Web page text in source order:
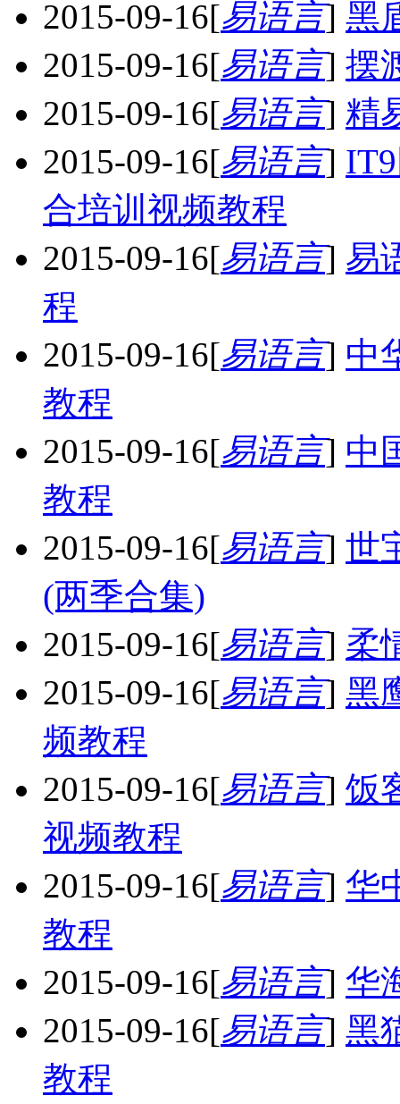
2015-09-16[易语言] 黑
2015-09-16[易语言] 摆
2015-09-16[易语言] 精
2015-09-16[易语言]
合培训视频教程
2015-09-16[易语言] 易
程
2015-09-16[易语言] 中
教程
2015-09-16[易语言] 中
教程
2015-09-16[易语言] 世
(两季合集)
2015-09-16[易语言] 柔
2015-09-16[易语言] 黑
频教程
2015-09-16[易语言] 饭
视频教程
2015-09-16[易语言] 华
教程
2015-09-16[易语言] 华
2015-09-16[易语言] 黑
教程